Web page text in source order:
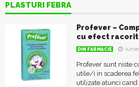
PLASTURI FEBRA
Profever –
cu efect
DIN FARMACIE iunie
Profever sunt niste
utile/i in scaderea
utilizate atunci